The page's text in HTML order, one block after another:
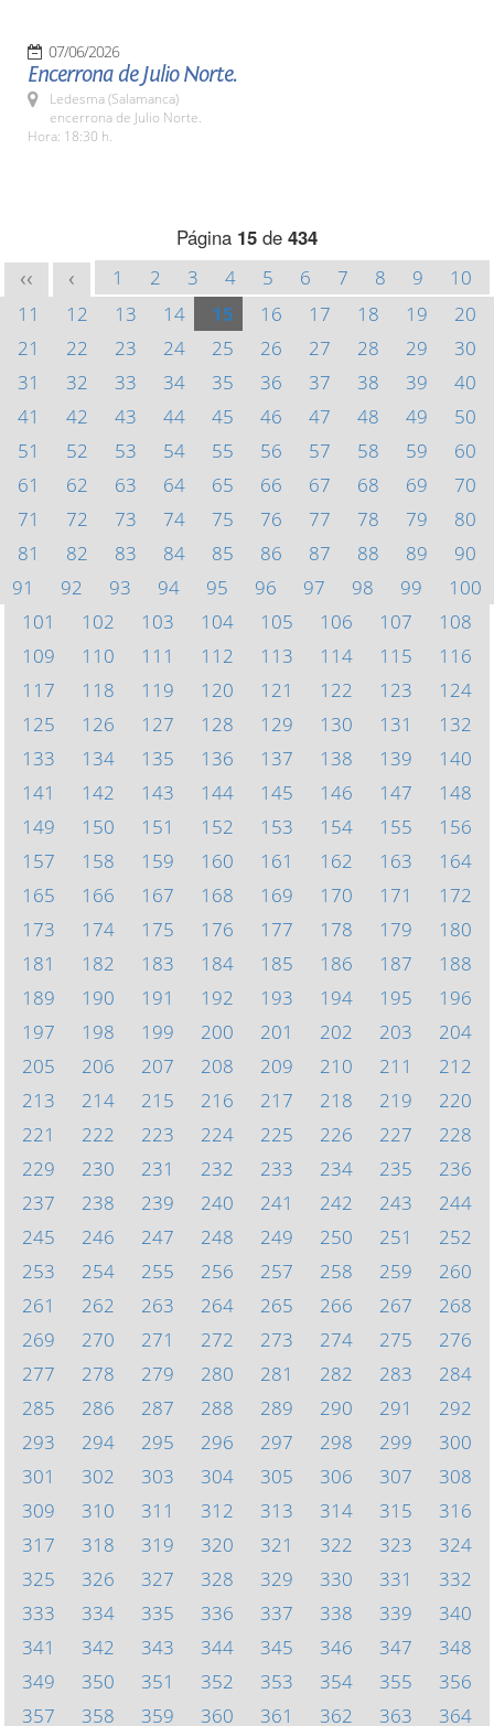
07/06/2026
Encerrona de Julio Norte.
Ledesma (Salamanca)
encerrona de Julio Norte.
Hora: 18:30 h.
Página 15 de 434
<< < 1 2 3 4 5 6 7 8 9
10
11
12 13 14 15 16 17 18 19
20
21
22 23 24 25 26 27 28 29
30
31
32 33 34 35 36 37 38 39
40
41
42 43 44 45 46 47 48 49
50
51
52 53 54 55 56 57 58 59
60
61
62 63 64 65 66 67 68 69
70
71
72 73 74 75 76 77 78 79
80
81
82 83 84 85 86 87 88 89
90
91
92 93 94 95 96 97 98 99
100
101
102 103 104 105 106 107
108
109
110 111 112 113 114 115
116
117
118 119 120 121 122 123
124
125
126 127 128 129 130 131
132
133
134 135 136 137 138 139
140
141
142 143 144 145 146 147
148
149
150 151 152 153 154 155
156
157
158 159 160 161 162 163
164
165
166 167 168 169 170 171
172
173
174 175 176 177 178 179
180
181
182 183 184 185 186 187
188
189
190 191 192 193 194 195
196
197
198 199 200 201 202 203
204
205
206 207 208 209 210 211
212
213
214 215 216 217 218 219
220
221
222 223 224 225 226 227
228
229
230 231 232 233 234 235
236
237
238 239 240 241 242 243
244
245
246 247 248 249 250 251
252
253
254 255 256 257 258 259
260
261
262 263 264 265 266 267
268
269
270 271 272 273 274 275
276
277
278 279 280 281 282 283
284
285
286 287 288 289 290 291
292
293
294 295 296 297 298 299
300
301
302 303 304 305 306 307
308
309
310 311 312 313 314 315
316
317
318 319 320 321 322 323
324
325
326 327 328 329 330 331
332
333
334 335 336 337 338 339
340
341
342 343 344 345 346 347
348
349
350 351 352 353 354 355
356
357
358 359 360 361 362 363 364